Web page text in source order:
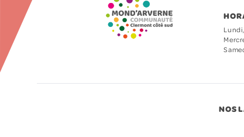
NOS